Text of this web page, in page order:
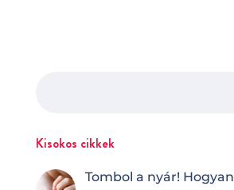
Kisokos cikkek
Tombol a nyár! Hogyan